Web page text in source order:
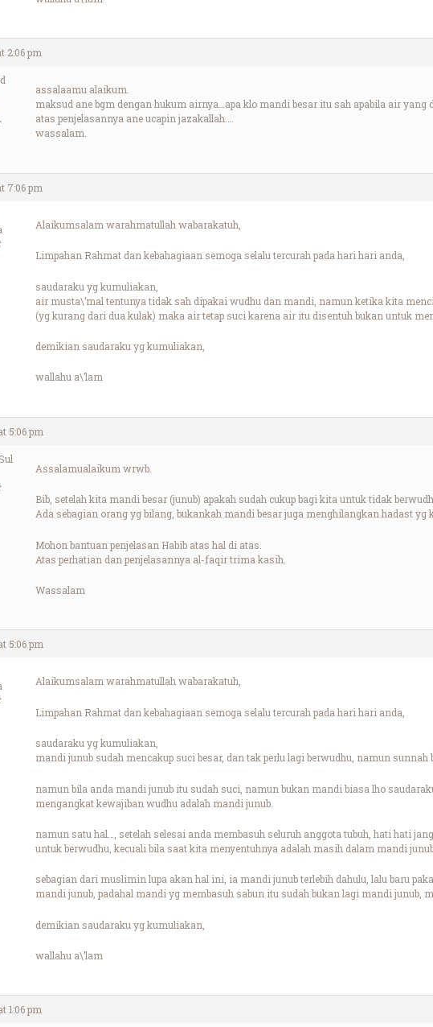
2:06 pm
assalaamu alaikum.
maksud ane bgm dengan hukum airnya…apa klo mandi besar itu sah apabila air yang
atas penjelasannya ane ucapin jazakallah….
wassalam.
7:06 pm
Alaikumsalam warahmatullah wabarakatuh,
Limpahan Rahmat dan kebahagiaan semoga selalu tercurah pada hari hari anda,
saudaraku yg kumuliakan,
air musta\’mal tentunya tidak sah dipakai wudhu dan mandi, namun ketika kita
(yg kurang dari dua kulak) maka air tetap suci karena air itu disentuh bukan untuk
demikian saudaraku yg kumuliakan,
wallahu a\’lam
5:06 pm
Assalamualaikum wrwb.
Bib, setelah kita mandi besar (junub) apakah sudah cukup bagi kita untuk tidak
Ada sebagian orang yg bilang, bukankah mandi besar juga menghilangkan hadast yg
Mohon bantuan penjelasan Habib atas hal di atas.
Atas perhatian dan penjelasannya al-faqir trima kasih.
Wassalam
5:06 pm
Alaikumsalam warahmatullah wabarakatuh,
Limpahan Rahmat dan kebahagiaan semoga selalu tercurah pada hari hari anda,
saudaraku yg kumuliakan,
mandi junub sudah mencakup suci besar, dan tak perlu lagi berwudhu, namun sunnah
namun bila anda mandi junub itu sudah suci, namun bukan mandi biasa lho
mengangkat kewajiban wudhu adalah mandi junub.
namun satu hal…, setelah selesai anda membasuh seluruh anggota tubuh, hati hati
untuk berwudhu, kecuali bila saat kita menyentuhnya adalah masih dalam mandi
sebagian dari muslimin lupa akan hal ini, ia mandi junub terlebih dahulu, lalu baru
mandi junub, padahal mandi yg membasuh sabun itu sudah bukan lagi mandi junub,
demikian saudaraku yg kumuliakan,
wallahu a\’lam
1:06 pm